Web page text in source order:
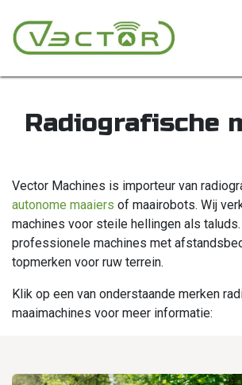
Radiografische
Vector Machines is importeur van
autonome maaiers of maairobots. Wij
machines voor steile hellingen als
professionele machines met
topmerken voor ruw terrein.
Klik op een van onderstaande merken
maaimachines voor meer informatie: